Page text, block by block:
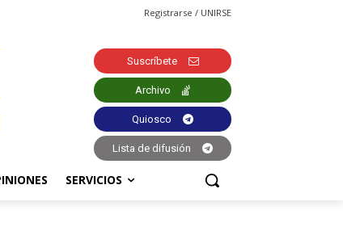
Registrarse / UNIRSE
Suscríbete
Archivo
Quiosco
Lista de difusión
SERVICIOS